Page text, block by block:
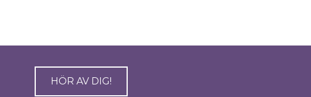
HÖR AV DIG!